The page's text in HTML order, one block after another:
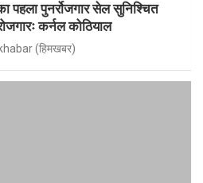
पहला पुनर्रोजगार सेल सुनिश्चित
कर्नल कोठियाल
(हिमखबर)